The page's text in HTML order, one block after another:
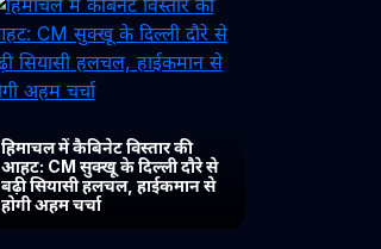
हिमाचल में कैबिनेट विस्तार की
आहट: CM सुक्खू के दिल्ली दौरे से
बढ़ी सियासी हलचल, हाईकमान से
होगी अहम चर्चा